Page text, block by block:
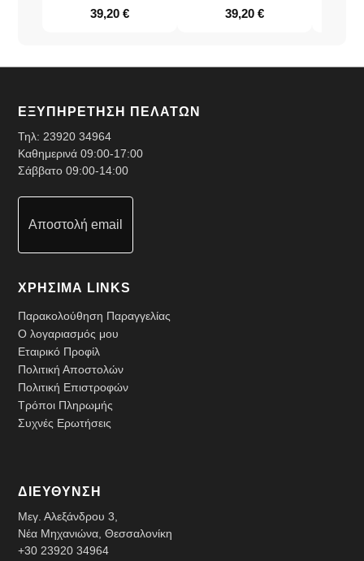
39,20€ 39,20 €
ΕΞΥΠΗΡΕΤΗΣΗ ΠΕΛΑΤΩΝ
Τηλ: 23920 34964
Καθημερινά 09:00-17:00
Σάββατο 09:00-14:00
Αποστολή email
ΧΡΗΣΙΜΑ LINKS
Παρακολούθηση Παραγγελίας
Ο λογαριασμός μου
Εταιρικό Προφίλ
Πολιτική Αποστολών
Πολιτική Επιστροφών
Τρόποι Πληρωμής
Συχνές Ερωτήσεις
ΔΙΕΥΘΥΝΣΗ
Μεγ. Αλεξάνδρου 3,
Νέα Μηχανιώνα, Θεσσαλονίκη
+30 23920 34964